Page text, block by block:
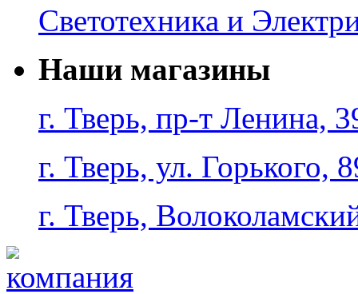
Светотехника и
Наши магазины
г. Тверь, пр-т Ленина,
г. Тверь, ул. Горького,
г. Тверь,